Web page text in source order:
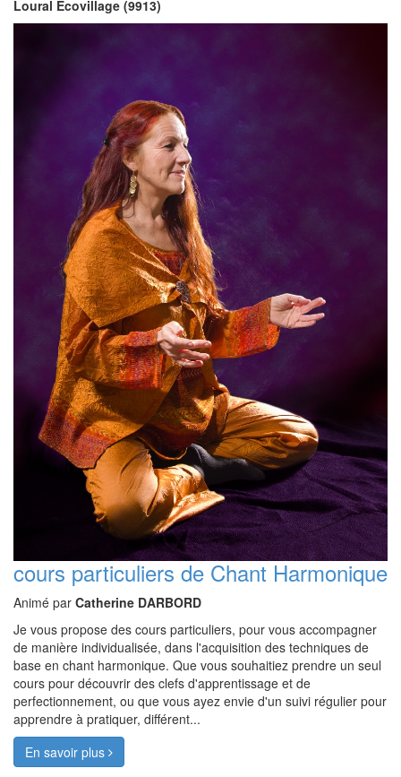
Loural Ecovillage (9913)
cours particuliers de Chant Harmonique
Animé par Catherine DARBORD
Je vous propose des cours particuliers, pour vous accompagner
de manière individualisée, dans l'acquisition des techniques de
base en chant harmonique. Que vous souhaitiez prendre un seul
cours pour découvrir des clefs d'apprentissage et de
perfectionnement, ou que vous ayez envie d'un suivi régulier pour
apprendre à pratiquer, différent...
En savoir plus